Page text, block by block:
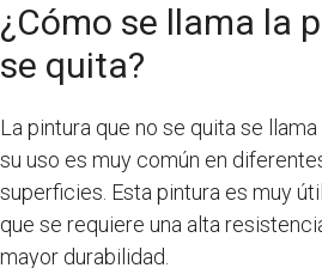
¿Cómo se llama la
se quita?
La pintura que no se quita se llama
su uso es muy común en
superficies. Esta pintura es muy
que se requiere una alta
mayor durabilidad.